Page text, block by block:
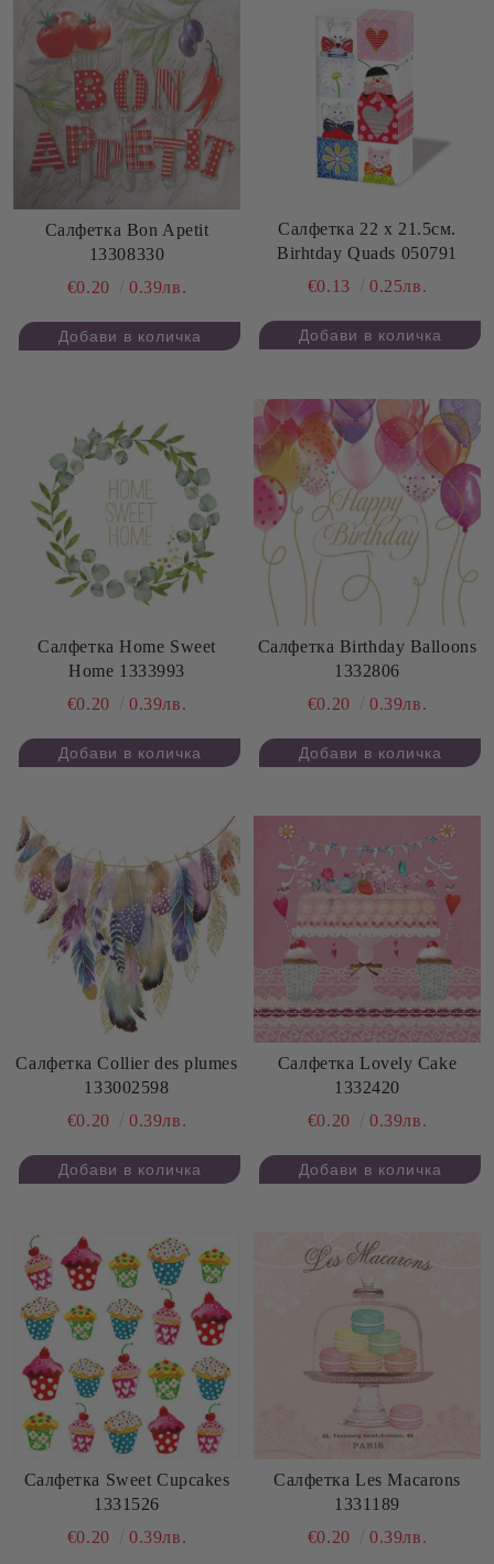
Салфетка Bon Apetit
13308330
€0.20
0.39лв.
Салфетка 22 х 21.5см.
Birhtday Quads 050791
€0.13
0.25лв.
Салфетка Home Sweet
Home 1333993
€0.20
0.39лв.
Салфетка Birthday Balloons
1332806
€0.20
0.39лв.
Салфетка Collier des plumes
133002598
€0.20
0.39лв.
Салфетка Lovely Cake
1332420
€0.20
0.39лв.
Салфетка Sweet Cupcakes
1331526
€0.20
0.39лв.
Салфетка Les Macarons
1331189
€0.20
0.39лв.